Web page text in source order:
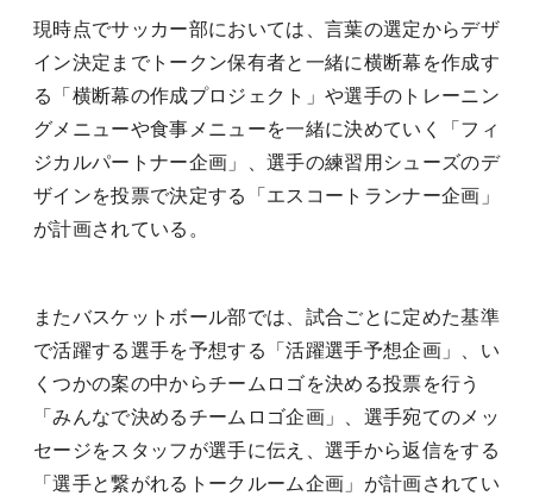
現時点でサッカー部においては、言葉の選定からデザ
イン決定までトークン保有者と一緒に横断幕を作成す
る「横断幕の作成プロジェクト」や選手のトレーニン
グメニューや食事メニューを一緒に決めていく「フィ
ジカルパートナー企画」、選手の練習用シューズのデ
ザインを投票で決定する「エスコートランナー企画」
が計画されている。
またバスケットボール部では、試合ごとに定めた基準
で活躍する選手を予想する「活躍選手予想企画」、い
くつかの案の中からチームロゴを決める投票を行う
「みんなで決めるチームロゴ企画」、選手宛てのメッ
セージをスタッフが選手に伝え、選手から返信をする
「選手と繋がれるトークルーム企画」が計画されてい